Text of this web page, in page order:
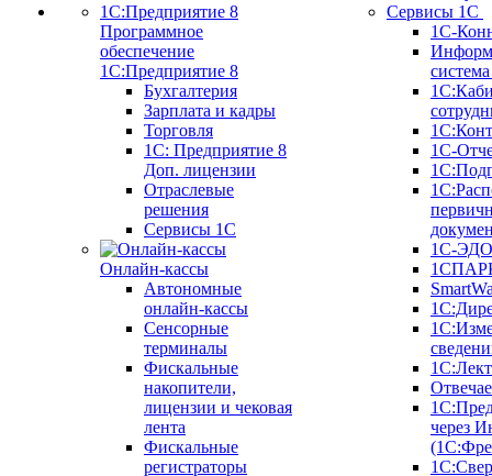
Программное
обеспечение
1С:Предприятие 8
Бухгалтерия
Зарплата и кадры
Торговля
1C: Предприятие 8
Доп. лицензии
Отраслевые
решения
Сервисы 1С
Онлайн-кассы
Автономные
онлайн-кассы
Сенсорные
терминалы
Фискальные
накопители,
лицензии и чековая
лента
Фискальные
регистраторы
Сервисы 1С
1С-
1С-
1С-ЭДО
через